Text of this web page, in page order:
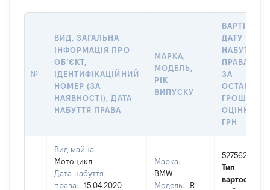
№
ВИД, ЗАГАЛЬНА
ІНФОРМАЦІЯ ПРО
ОБʼЄКТ,
ІДЕНТИФІКАЦІЙНИЙ
НОМЕР (ЗА
НАЯВНОСТІ), ДАТА
НАБУТТЯ ПРАВА
МАРКА,
МОДЕЛЬ,
РІК
ВИПУСКУ
ВАРТІСТЬ
ДАТУ
НАБУТТЯ
ПРАВА АБО
ЗА
ОЦІНКОЮ,
ГРН
Вид майна:
Мотоцикл
Дата набуття
права:
15.04.2020
Марка:
BMW
Модель:
R
527562
Тип
вартості